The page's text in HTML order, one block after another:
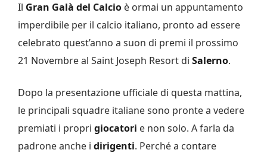
Il Gran Galà del Calcio è ormai un appuntamento
imperdibile per il calcio italiano, pronto ad essere
celebrato quest’anno a suon di premi il prossimo
21 Novembre al Saint Joseph Resort di Salerno.
Dopo la presentazione ufficiale di questa mattina,
le principali squadre italiane sono pronte a vedere
premiati i propri giocatori e non solo. A farla da
padrone anche i dirigenti. Perché a contare